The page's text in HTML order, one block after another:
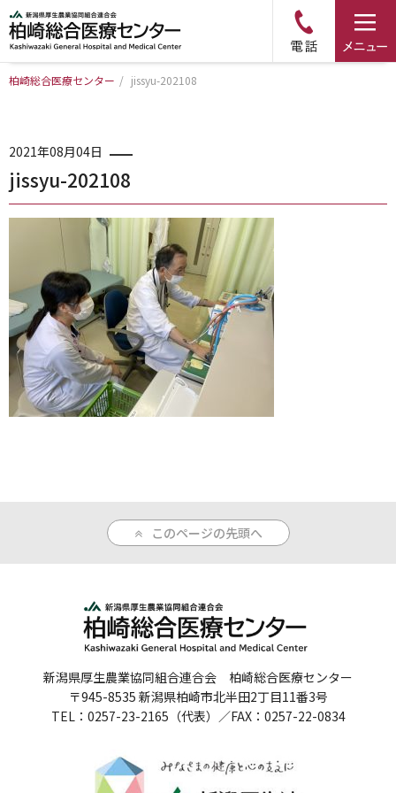
病院について
診療科・部門のご案内
アクセス
外来のご案内
入院のご案内
人間ドックのご案内
反社会的勢力に対する基本方針
院内感染対策指針
サイトマップ
柏崎総合医療センター / jissyu-202108
2021年08月04日
jissyu-202108
このページの先頭へ
新潟県厚生農業協同組合連合会 柏崎総合医療センター
〒945-8535 新潟県柏崎市北半田2丁目11番3号
TEL：0257-23-2165（代表）／FAX：0257-22-0834